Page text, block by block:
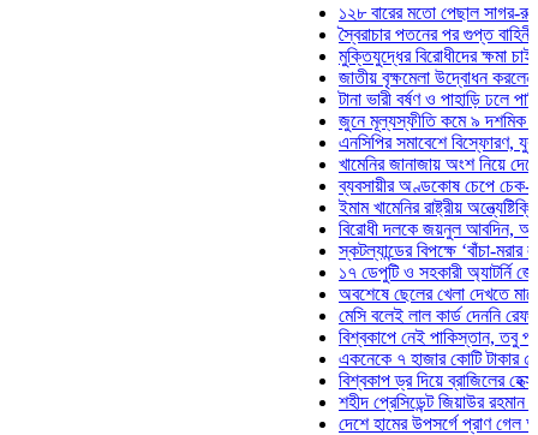
১২৮ বারের মতো পেছাল সাগর-রুনি
স্বৈরাচার পতনের পর গুপ্ত বাহিনীর
মুক্তিযুদ্ধের বিরোধীদের ক্ষমা চাইতে
জাতীয় বৃক্ষমেলা উদ্বোধন করলেন
টানা ভারী বর্ষণ ও পাহাড়ি ঢলে পানিবন্দি
জুনে মূল্যস্ফীতি কমে ৯ দশমিক ১৬
এনসিপির সমাবেশে বিস্ফোরণ, যুবলীগের
খামেনির জানাজায় অংশ নিয়ে দেশে
ব্যবসায়ীর অণ্ডকোষ চেপে চেক-
ইমাম খামেনির রাষ্ট্রীয়
বিরোধী দলকে জয়নুল আবদিন, আপনারা
স্কটল্যান্ডের বিপক্ষে ‘বাঁচা-মরার
১৭ ডেপুটি ও সহকারী অ্যাটর্নি
অবশেষে ছেলের খেলা দেখতে মাঠে
মেসি বলেই লাল কার্ড দেননি রেফারি!
বিশ্বকাপে নেই পাকিস্তান, তবু প্রতিটি
একনেকে ৭ হাজার কোটি টাকার ৫
বিশ্বকাপ ড্র দিয়ে ব্রাজিলের হেক্সা
শহীদ প্রেসিডেন্ট জিয়াউর রহমান
দেশে হামের উপসর্গে প্রাণ গেল আরও ৮